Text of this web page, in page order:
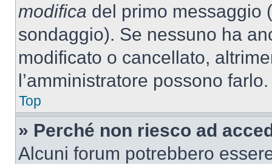
modifica del primo messaggio
sondaggio). Se nessuno ha
modificato o cancellato,
l’amministratore possono farlo.
Top
» Perché non riesco ad
Alcuni forum potrebbero